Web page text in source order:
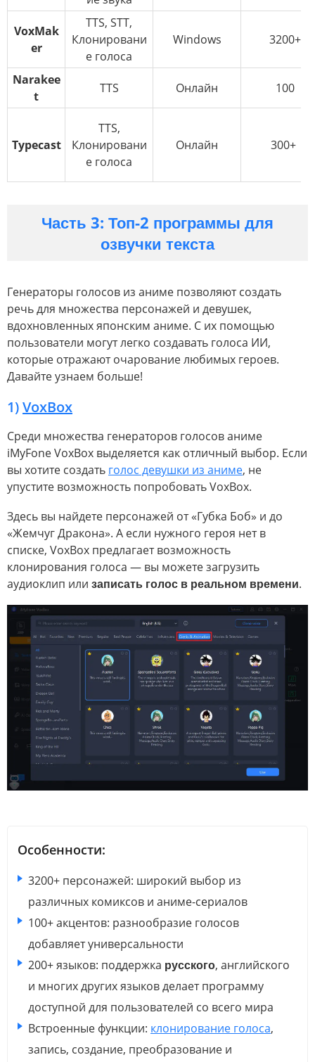
VoxMak
er
TTS, STT,
Клонировани
е голоса
Windows 3200+
Narakee
t
TTS Онлайн 100
Typecast
TTS,
Клонировани
е голоса
Онлайн 300+
Часть 3: Топ-2 программы для
озвучки текста
Генераторы голосов из аниме позволяют создать
речь для множества персонажей и девушек,
вдохновленных японским аниме. С их помощью
пользователи могут легко создавать голоса ИИ,
которые отражают очарование любимых героев.
Давайте узнаем больше!
1)VoxBox
Среди множества генераторов голосов аниме
iMyFone VoxBox выделяется как отличный выбор. Если
вы хотите создать голос девушки из аниме, не
упустите возможность попробовать VoxBox.
Здесь вы найдете персонажей от «Губка Боб» и до
«Жемчуг Дракона». А если нужного героя нет в
списке, VoxBox предлагает возможность
клонирования голоса — вы можете загрузить
аудиоклип или записать голос в реальном времени.
Особенности:
3200+ персонажей: широкий выбор из
различных комиксов и аниме-сериалов
100+ акцентов: разнообразие голосов
добавляет универсальности
200+ языков: поддержка русского, английского
и многих других языков делает программу
доступной для пользователей со всего мира
Встроенные функции: клонирование голоса,
запись, создание, преобразование и